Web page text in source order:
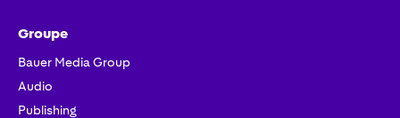
Groupe
Bauer Media Group
Audio
Publishing